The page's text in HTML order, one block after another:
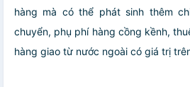
hàng mà có thể phát sinh thêm
chuyển, phụ phí hàng cồng kềnh,
hàng giao từ nước ngoài có giá trị